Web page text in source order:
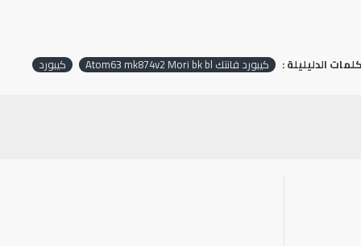
الدليليلة : كيبورد فانتك Atom63 mk874v2 Mori bk bl كيبورد